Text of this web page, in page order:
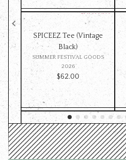
SPICEEZ Tee (Vintage
Black)
SUMMER FESTIVAL GOODS
2026
$‌62.00